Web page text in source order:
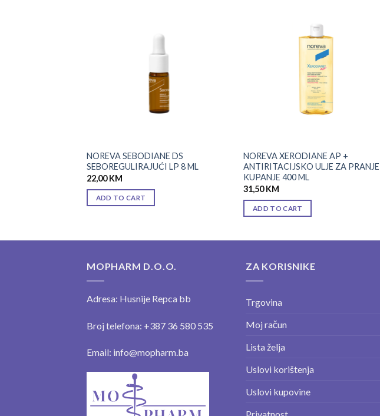
NOREVA SEBODIANE DS
SEBOREGULIRAJUĆI LP 8 ML
22,00KM
ADD TO CART
NOREVA XERODIANE AP +
ANTIRITACIJSKO ULJE ZA PRANJE I
KUPANJE 400 ML
31,50KM
ADD TO CART
MOPHARM D.O.O.
Adresa: Husnije Repca bb
Broj telefona: +387 36 580 535
Email: info@mopharm.ba
ZA KORISNIKE
Trgovina
Moj račun
Lista želja
Uslovi korištenja
Uslovi kupovine